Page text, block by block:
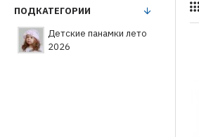
ПОДКАТЕГОРИИ
Детские панамки лето
2026